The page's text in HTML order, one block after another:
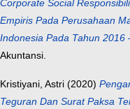
Corporate Social
Empiris Pada Perusahaan
Indonesia Pada Tahun 2016
Akuntansi.
Kristiyani, Astri (2020)
Teguran Dan Surat Paksa